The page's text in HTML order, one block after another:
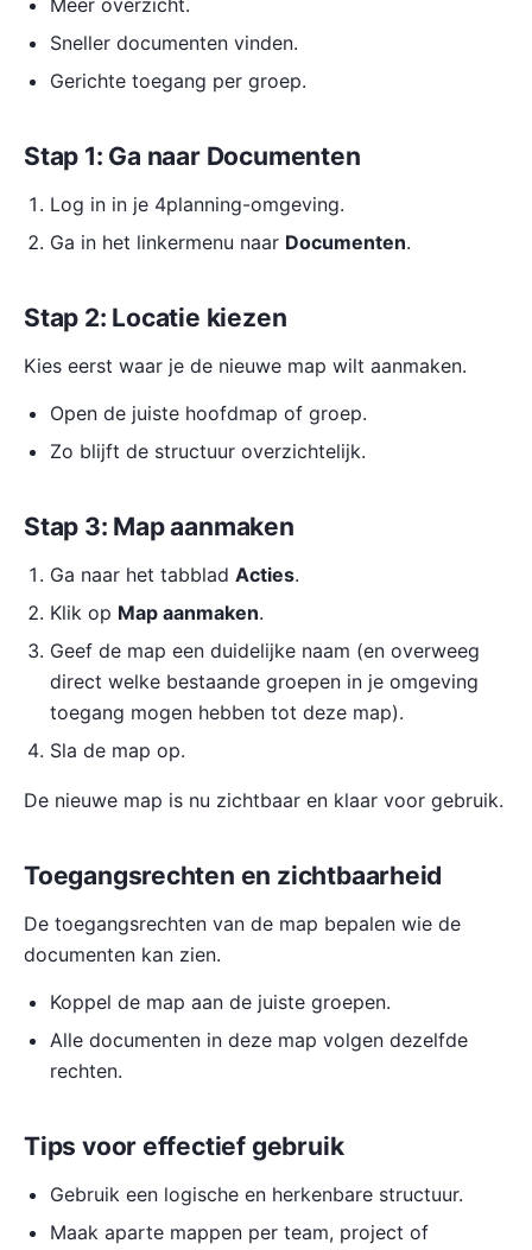
Meer overzicht.
Sneller documenten vinden.
Gerichte toegang per groep.
Stap 1: Ga naar Documenten
Log in in je 4planning-omgeving.
Ga in het linkermenu naar Documenten.
Stap 2: Locatie kiezen
Kies eerst waar je de nieuwe map wilt aanmaken.
Open de juiste hoofdmap of groep.
Zo blijft de structuur overzichtelijk.
Stap 3: Map aanmaken
Ga naar het tabblad Acties.
Klik op Map aanmaken.
Geef de map een duidelijke naam (en overweeg
direct welke bestaande groepen in je omgeving
toegang mogen hebben tot deze map).
Sla de map op.
De nieuwe map is nu zichtbaar en klaar voor gebruik.
Toegangsrechten en zichtbaarheid
De toegangsrechten van de map bepalen wie de
documenten kan zien.
Koppel de map aan de juiste groepen.
Alle documenten in deze map volgen dezelfde
rechten.
Tips voor effectief gebruik
Gebruik een logische en herkenbare structuur.
Maak aparte mappen per team, project of